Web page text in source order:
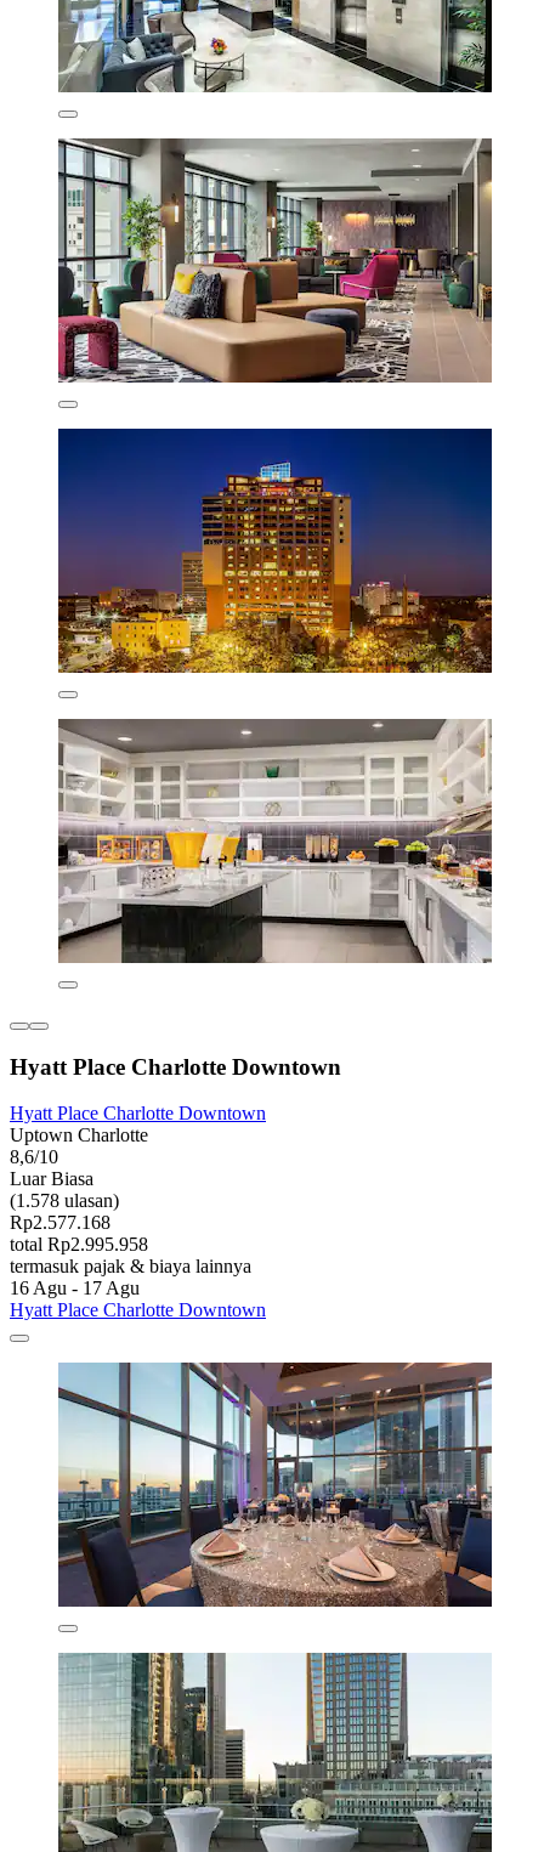
Hyatt Place Charlotte Downtown
Hyatt Place Charlotte Downtown
Uptown Charlotte
8,6/10
Luar Biasa
(1.578 ulasan)
Rp2.577.168
total Rp2.995.958
termasuk pajak & biaya lainnya
16 Agu - 17 Agu
Hyatt Place Charlotte Downtown